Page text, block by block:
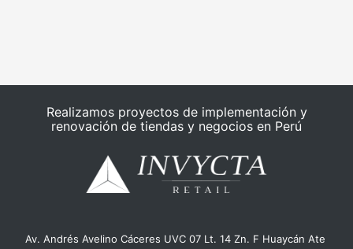
Realizamos proyectos de implementación y
renovación de tiendas y negocios en Perú
Av. Andrés Avelino Cáceres UVC 07 Lt. 14 Zn. F Huaycán Ate